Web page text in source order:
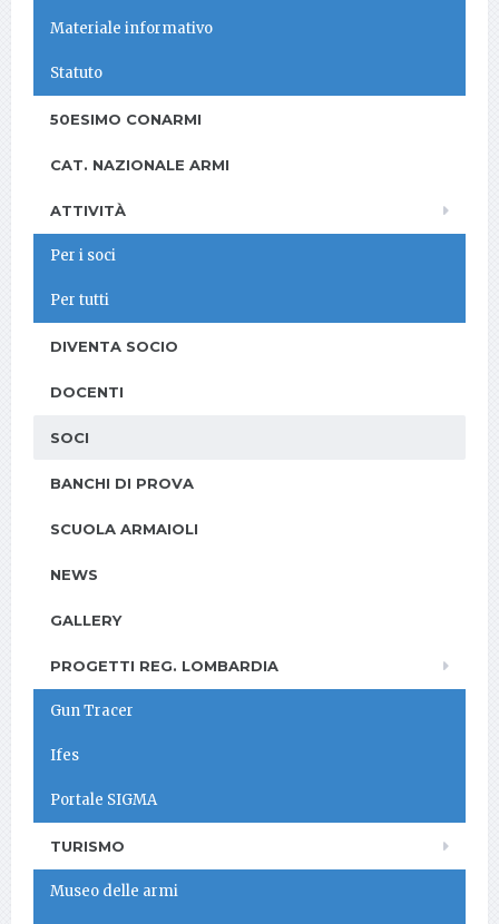
Materiale informativo
Statuto
50ESIMO CONARMI
CAT. NAZIONALE ARMI
ATTIVITÀ
Per i soci
Per tutti
DIVENTA SOCIO
DOCENTI
SOCI
BANCHI DI PROVA
SCUOLA ARMAIOLI
NEWS
GALLERY
PROGETTI REG. LOMBARDIA
Gun Tracer
Ifes
Portale SIGMA
TURISMO
Museo delle armi